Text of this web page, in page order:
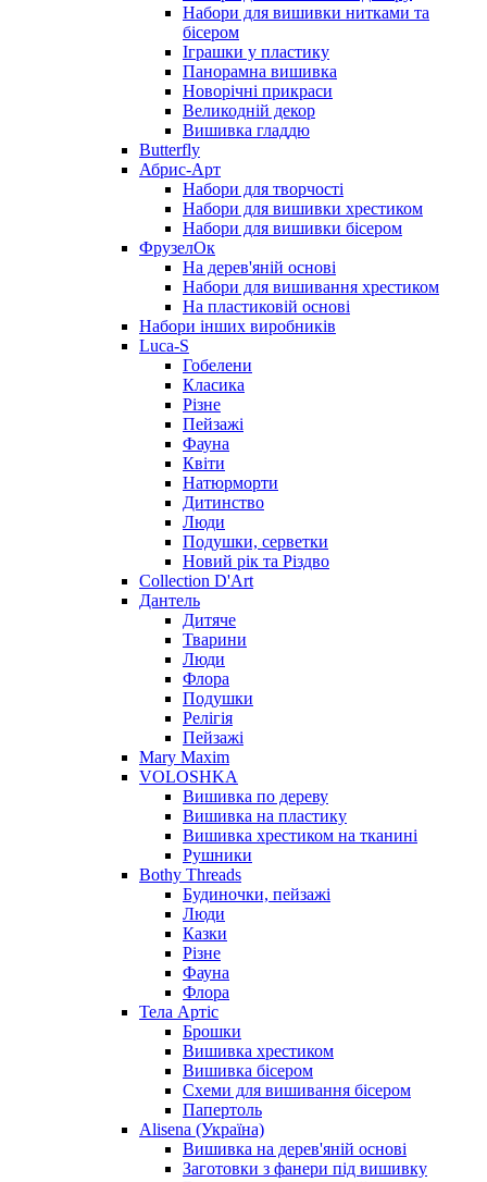
Набори для вишивки нитками та
бісером
Іграшки у пластику
Панорамна вишивка
Новорічні прикраси
Великодній декор
Вишивка гладдю
Butterfly
Абрис-Арт
Набори для творчості
Набори для вишивки хрестиком
Набори для вишивки бісером
ФрузелОк
На дерев'яній основі
Набори для вишивання хрестиком
На пластиковій основі
Набори інших виробників
Luca-S
Гобелени
Класика
Різне
Пейзажі
Фауна
Квіти
Натюрморти
Дитинство
Люди
Подушки, серветки
Новий рік та Різдво
Collection D'Art
Дантель
Дитяче
Тварини
Люди
Флора
Подушки
Релігія
Пейзажі
Mary Maxim
VOLOSHKA
Вишивка по дереву
Вишивка на пластику
Вишивка хрестиком на тканині
Рушники
Bothy Threads
Будиночки, пейзажі
Люди
Казки
Різне
Фауна
Флора
Тела Артіс
Брошки
Вишивка хрестиком
Вишивка бісером
Схеми для вишивання бісером
Папертоль
Alisena (Україна)
Вишивка на дерев'яній основі
Заготовки з фанери під вишивку